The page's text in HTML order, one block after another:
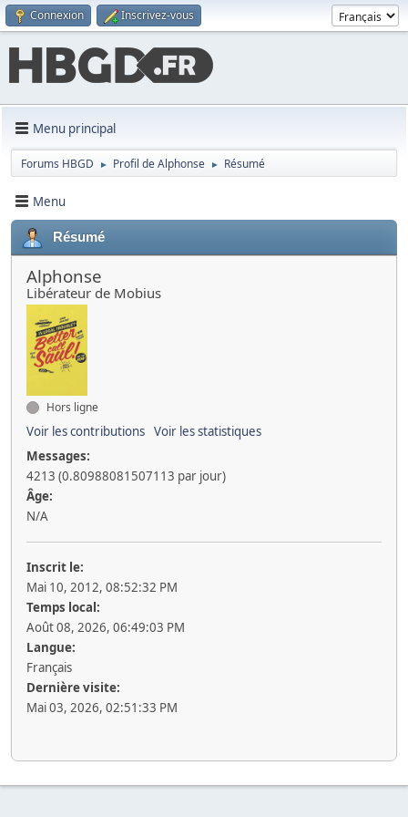
Connexion Inscrivez-vous
Menu principal
Forums HBGD ► Profil de Alphonse ► Résumé
Menu
Résumé
Alphonse
Libérateur de Mobius
Hors ligne
Voir les contributions Voir les statistiques
Messages:
4213 (0.80988081507113 par jour)
Âge:
N/A
Inscrit le:
Mai 10, 2012, 08:52:32 PM
Temps local:
Août 08, 2026, 06:49:03 PM
Langue:
Français
Dernière visite:
Mai 03, 2026, 02:51:33 PM